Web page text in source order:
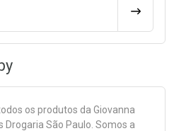
os produtos da Giovanna
Drogaria São Paulo. Somos a